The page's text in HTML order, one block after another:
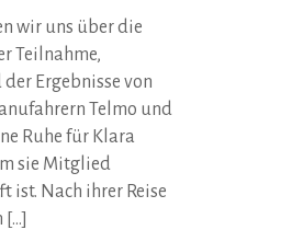
wir uns über die
Teilnahme,
Ergebnisse von
Telmo und
Ruhe für Klara
sie Mitglied
ist. Nach ihrer Reise
[…]